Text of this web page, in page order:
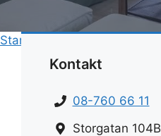
Start
Kontakt
08-760 66 11
Storgatan 104B